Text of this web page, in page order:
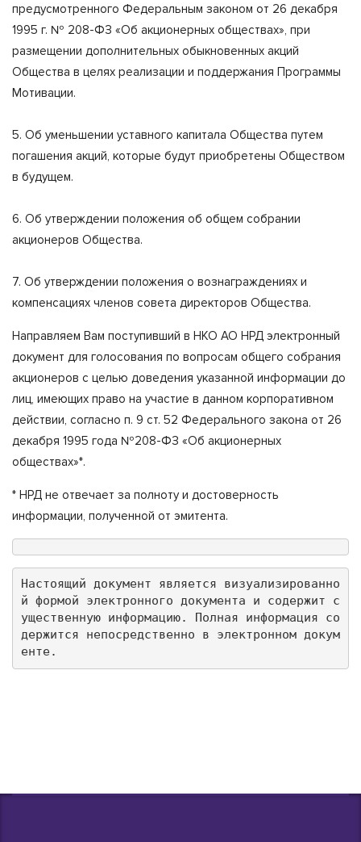
предусмотренного Федеральным законом от 26 декабря
1995 г. № 208-ФЗ «Об акционерных обществах», при
размещении дополнительных обыкновенных акций
Общества в целях реализации и поддержания Программы
Мотивации.
5. Об уменьшении уставного капитала Общества путем
погашения акций, которые будут приобретены Обществом
в будущем.
6. Об утверждении положения об общем собрании
акционеров Общества.
7. Об утверждении положения о вознаграждениях и
компенсациях членов совета директоров Общества.
Направляем Вам поступивший в НКО АО НРД электронный
документ для голосования по вопросам общего собрания
акционеров с целью доведения указанной информации до
лиц, имеющих право на участие в данном корпоративном
действии, согласно п. 9 ст. 52 Федерального закона от 26
декабря 1995 года №208-ФЗ «Об акционерных
обществах»*.
* НРД не отвечает за полноту и достоверность
информации, полученной от эмитента.
Настоящий документ является визуализированно
й формой электронного документа и содержит с
ущественную информацию. Полная информация со
держится непосредственно в электронном докум
енте.